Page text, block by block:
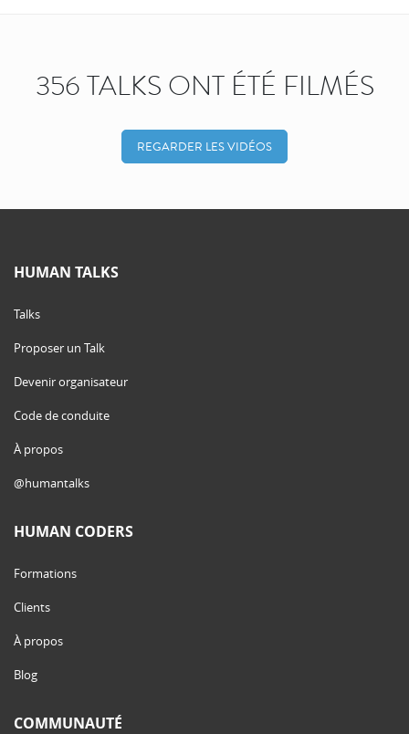
356 TALKS ONT ÉTÉ FILMÉS
REGARDER LES VIDÉOS
HUMAN TALKS
Talks
Proposer un Talk
Devenir organisateur
Code de conduite
À propos
@humantalks
HUMAN CODERS
Formations
Clients
À propos
Blog
COMMUNAUTÉ